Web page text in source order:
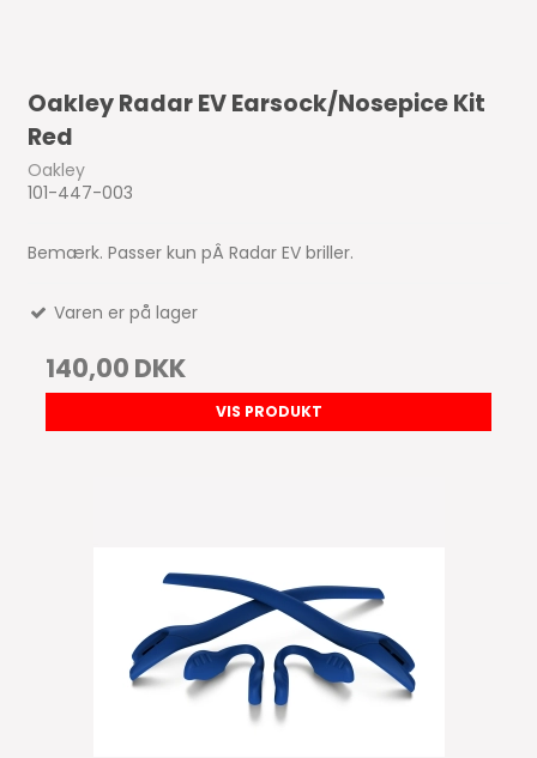
Oakley Radar EV Earsock/Nosepice Kit
Red
Oakley
101-447-003
Bemærk. Passer kun pÂ Radar EV briller.
Varen er på lager
140,00 DKK
VIS PRODUKT